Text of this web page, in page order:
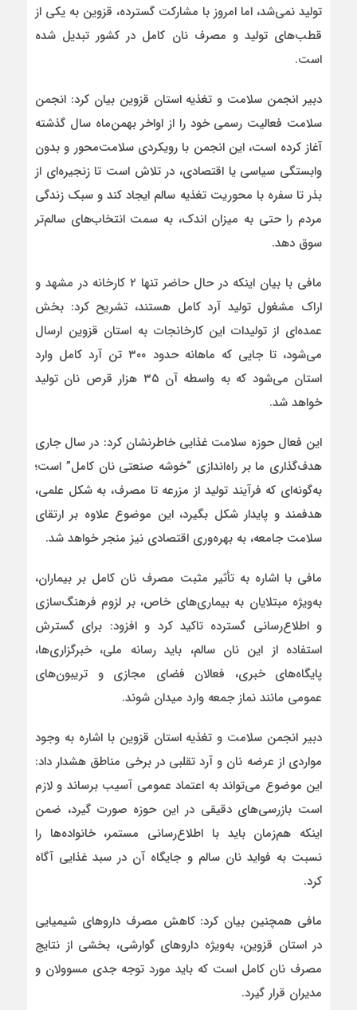
تولید نمی‌شد، اما امروز با مشارکت گسترده، قزوین به یکی از
قطب‌های تولید و مصرف نان کامل در کشور تبدیل شده
است.
دبیر انجمن سلامت و تغذیه استان قزوین بیان کرد: انجمن
سلامت فعالیت رسمی خود را از اواخر بهمن‌ماه سال گذشته
آغاز کرده است، این انجمن با رویکردی سلامت‌محور و بدون
وابستگی سیاسی یا اقتصادی، در تلاش است تا زنجیره‌ای از
بذر تا سفره با محوریت تغذیه سالم ایجاد کند و سبک زندگی
مردم را حتی به میزان اندک، به سمت انتخاب‌های سالم‌تر
سوق دهد.
مافی با بیان اینکه در حال حاضر تنها ۲ کارخانه در مشهد و
اراک مشغول تولید آرد کامل هستند، تشریح کرد: بخش
عمده‌ای از تولیدات این کارخانجات به استان قزوین ارسال
می‌شود، تا جایی که ماهانه حدود ۳۰۰ تن آرد کامل وارد
استان می‌شود که به واسطه آن ۳۵ هزار قرص نان تولید
خواهد شد.
این فعال حوزه سلامت غذایی خاطرنشان کرد: در سال جاری
هدف‌گذاری ما بر راه‌اندازی “خوشه صنعتی نان کامل” است؛
به‌گونه‌ای که فرآیند تولید از مزرعه تا مصرف، به شکل علمی،
هدفمند و پایدار شکل بگیرد، این موضوع علاوه بر ارتقای
سلامت جامعه، به بهره‌وری اقتصادی نیز منجر خواهد شد.
مافی با اشاره به تأثیر مثبت مصرف نان کامل بر بیماران،
به‌ویژه مبتلایان به بیماری‌های خاص، بر لزوم فرهنگ‌سازی
و اطلاع‌رسانی گسترده تاکید کرد و افزود: برای گسترش
استفاده از این نان سالم، باید رسانه ملی، خبرگزاری‌ها،
پایگاه‌های خبری، فعالان فضای مجازی و تریبون‌های
عمومی مانند نماز جمعه وارد میدان شوند.
دبیر انجمن سلامت و تغذیه استان قزوین با اشاره به وجود
مواردی از عرضه نان و آرد تقلبی در برخی مناطق هشدار داد:
این موضوع می‌تواند به اعتماد عمومی آسیب برساند و لازم
است بازرسی‌های دقیقی در این حوزه صورت گیرد، ضمن
اینکه هم‌زمان باید با اطلاع‌رسانی مستمر، خانواده‌ها را
نسبت به فواید نان سالم و جایگاه آن در سبد غذایی آگاه
کرد.
مافی همچنین بیان کرد:کاهش مصرف داروهای شیمیایی
در استان قزوین، به‌ویژه داروهای گوارشی، بخشی از نتایج
مصرف نان کامل است که باید مورد توجه جدی مسوولان و
مدیران قرار گیرد.